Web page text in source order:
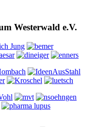
Westerwald e.V.